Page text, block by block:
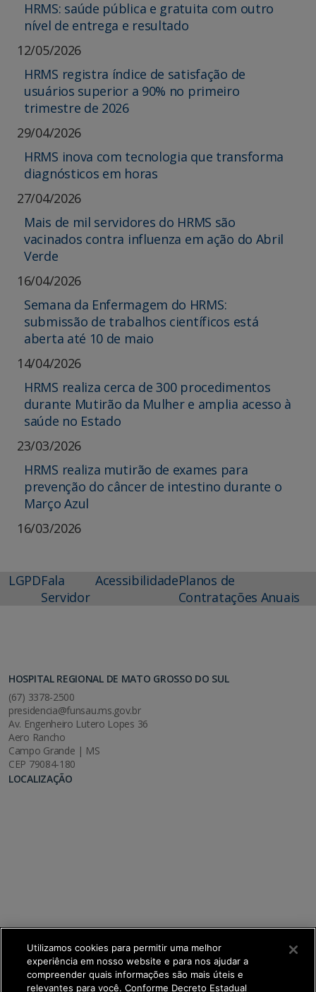
HRMS: saúde pública e gratuita com outro
nível de entrega e resultado
12/05/2026
HRMS registra índice de satisfação de
usuários superior a 90% no primeiro
trimestre de 2026
29/04/2026
HRMS inova com tecnologia que transforma
diagnósticos em horas
27/04/2026
Mais de mil servidores do HRMS são
vacinados contra influenza em ação do Abril
Verde
16/04/2026
Semana da Enfermagem do HRMS:
submissão de trabalhos científicos está
aberta até 10 de maio
14/04/2026
HRMS realiza cerca de 300 procedimentos
durante Mutirão da Mulher e amplia acesso à
saúde no Estado
23/03/2026
HRMS realiza mutirão de exames para
prevenção do câncer de intestino durante o
Março Azul
16/03/2026
LGPDFala
Servidor
AcessibilidadePlanos de
Contratações Anuais
HOSPITAL REGIONAL DE MATO GROSSO DO SUL
(67) 3378-2500
presidencia@funsau.ms.gov.br
Av. Engenheiro Lutero Lopes 36
Aero Rancho
Campo Grande | MS
CEP 79084-180
LOCALIZAÇÃO
Utilizamos cookies para permitir uma melhor
experiência em nosso website e para nos ajudar a
compreender quais informações são mais úteis e
relevantes para você. Conforme Decreto Estadual